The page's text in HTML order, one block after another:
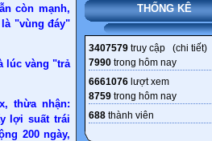
THỐNG KÊ
3407579 truy cập (chi tiết)
7990 trong hôm nay
6661076 lượt xem
8759 trong hôm nay
688 thành viên
còn mạnh,
là "vùng đáy"
lúc vàng "trả
thừa nhận:
lợi suất trái
200 ngày,